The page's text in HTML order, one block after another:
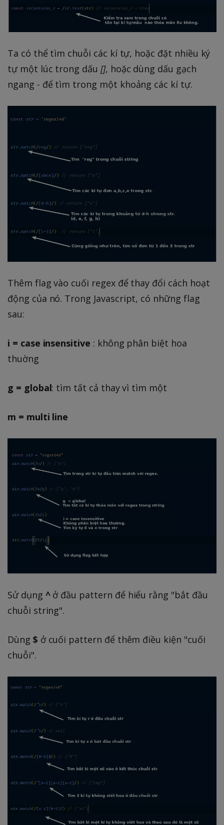
Ta có thể tìm chuỗi các kí tự, hoặc đặt nhiều ký
tự một lúc trong dấu [], hoặc dùng dấu gạch
ngang - để tìm trong một khoảng các kí tự.
Thêm flag vào cuối regex để thay đổi cách hoạt
động của nó. Trong Javascript, có những flag
sau:
i = case insensitive : không phân biệt hoa
thuờng
g = global: tìm tất cả thay vì tìm một
m = multi line
Sử dụng ^ở đầu pattern để hiểu rằng "bắt đầu
chuỗi string".
Dùng $ ở cuối pattern để thêm điều kiện "cuối
chuỗi".